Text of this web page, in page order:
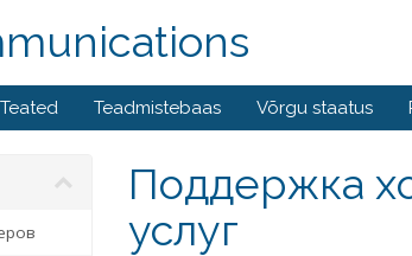
Teated Teadmistebaas Võrgu staatus
Поддержка
услуг